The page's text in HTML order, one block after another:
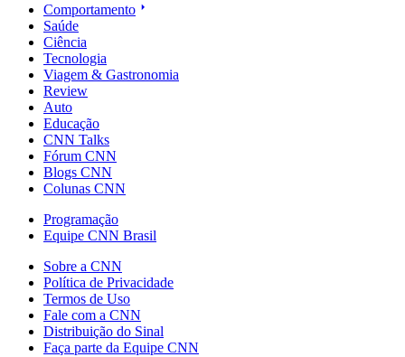
Comportamento
Saúde
Ciência
Tecnologia
Viagem & Gastronomia
Review
Auto
Educação
CNN Talks
Fórum CNN
Blogs CNN
Colunas CNN
Programação
Equipe CNN Brasil
Sobre a CNN
Política de Privacidade
Termos de Uso
Fale com a CNN
Distribuição do Sinal
Faça parte da Equipe CNN